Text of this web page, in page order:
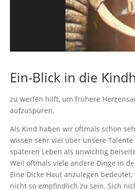
Ein-Blick in die
zu werfen hilft, um frühere
aufzuspüren.
Als Kind haben wir oftmals schon
wissen sehr viel über unsere
späteren Leben als unwichtig
Weil oftmals viele andere Dinge in
Eine Dicke Haut anzulegen
nicht so empfindlich zu sein. Sich